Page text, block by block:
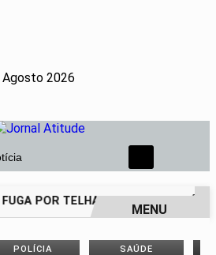
Agosto 2026
POR TELHADOS
MENU
POLÍCIA SAÚDE